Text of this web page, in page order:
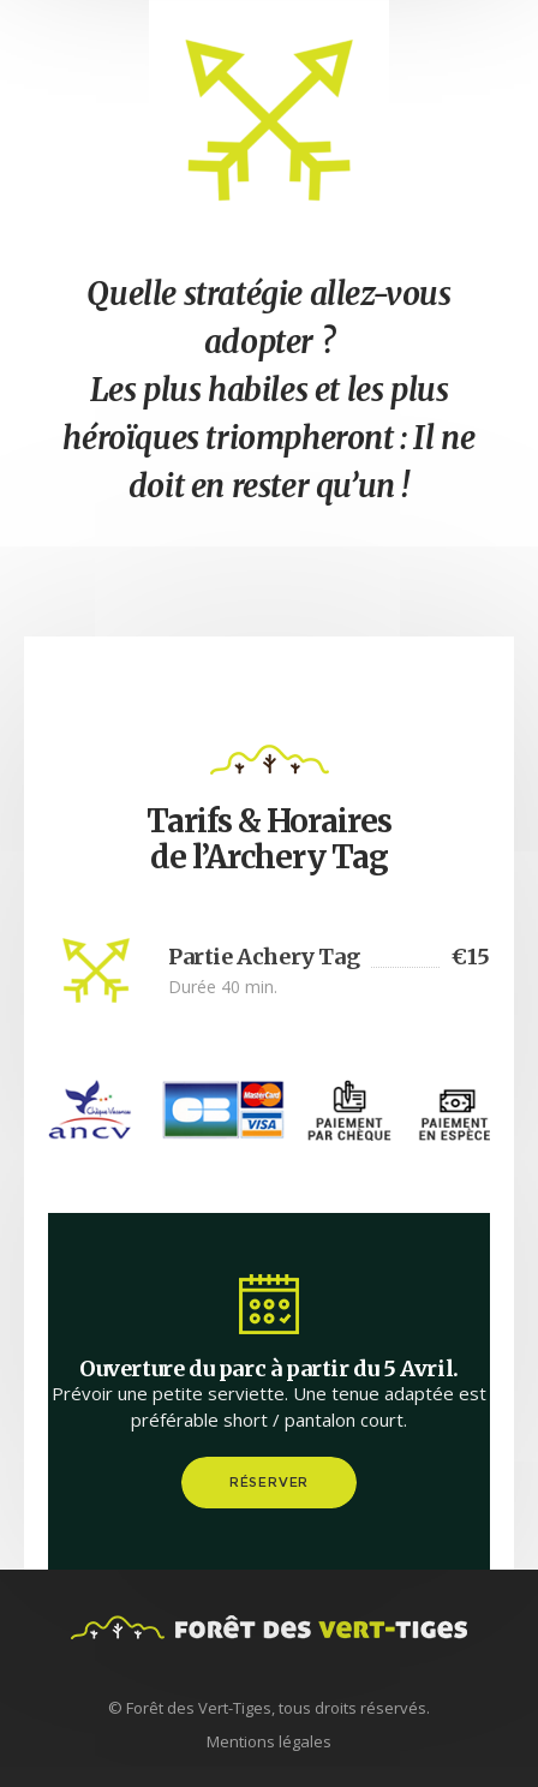
Quelle stratégie allez-vous
adopter ?
Les plus habiles et les plus
héroïques triompheront : Il ne
doit en rester qu’un !
Tarifs & Horaires
de l’Archery Tag
Partie Achery Tag €15
Durée 40 min.
Ouverture du parc à partir du 5 Avril.
Prévoir une petite serviette. Une tenue adaptée est
préférable short / pantalon court.
RÉSERVER
© Forêt des Vert-Tiges, tous droits réservés.
Mentions légales